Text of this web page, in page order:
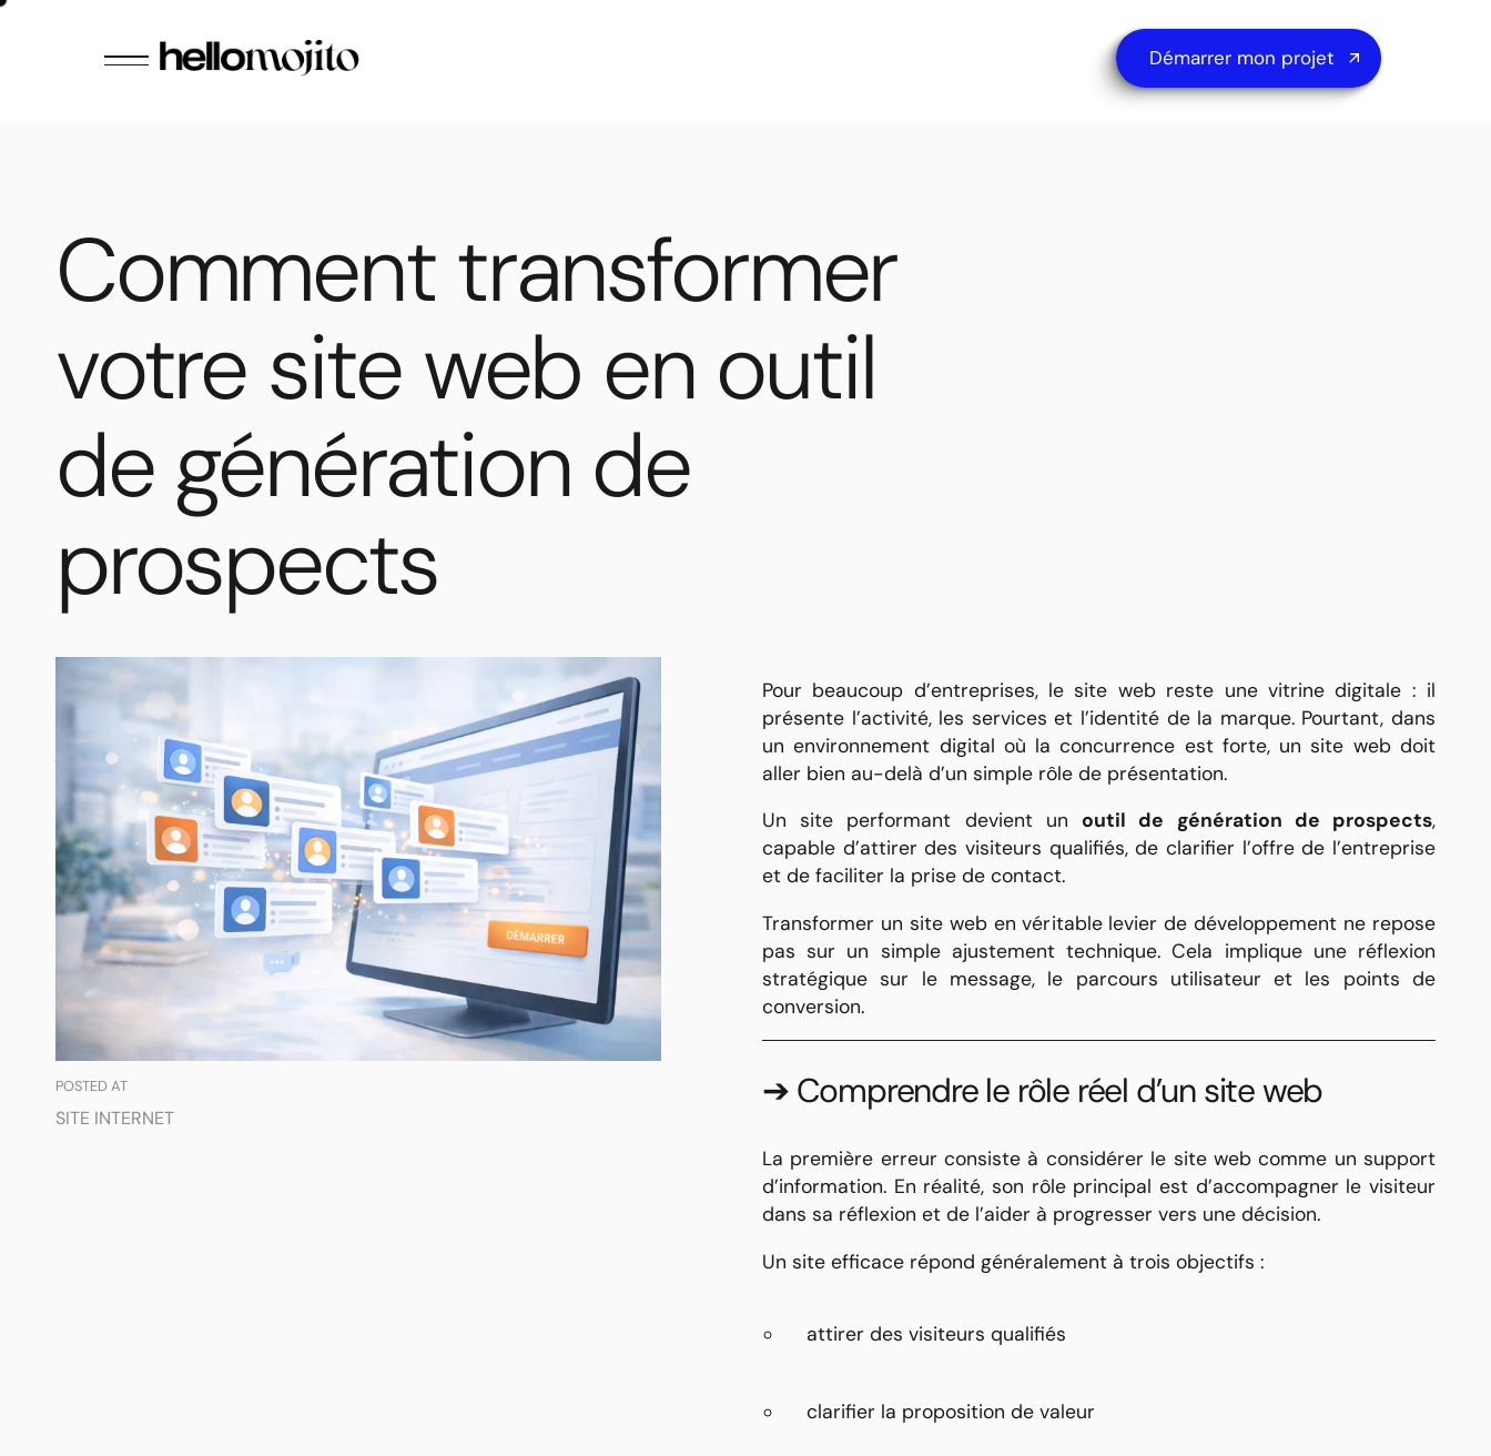
Démarrer mon projet
Comment transformer
votre site web en outil
de génération de
prospects
Comment
site
web en outil de génération de
prospects
POSTED AT
SITE INTERNET
Pour beaucoup d’entreprises, le site web reste une vitrine digitale : il
présente l’activité, les services et l’identité de la marque. Pourtant, dans
un environnement digital où la concurrence est forte, un site web doit
aller bien au-delà d’un simple rôle de présentation.
Un site performant devient un outil de génération de prospects,
capable d’attirer des visiteurs qualifiés, de clarifier l’offre de l’entreprise
et de faciliter la prise de contact.
Transformer un site web en véritable levier de développement ne repose
pas sur un simple ajustement technique. Cela implique une réflexion
stratégique sur le message, le parcours utilisateur et les points de
conversion.
➔ Comprendre le rôle réel d’un site web
La première erreur consiste à considérer le site web comme un support
d’information. En réalité, son rôle principal est d’accompagner le visiteur
dans sa réflexion et de l’aider à progresser vers une décision.
Un site efficace répond généralement à trois objectifs :
attirer des visiteurs qualifiés
clarifier la proposition de valeur